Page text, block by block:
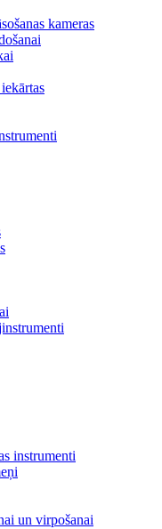
kameras
instrumenti
un virpošanai